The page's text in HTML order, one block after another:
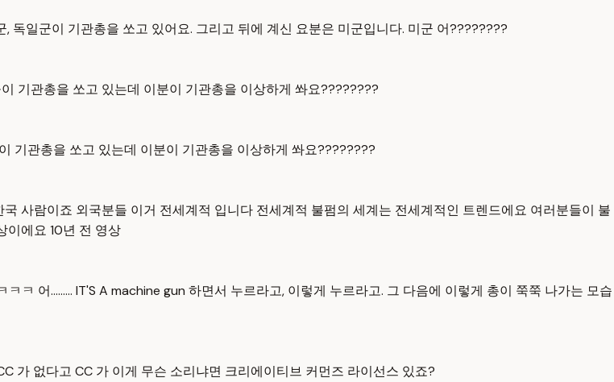
독일군이 기관총을 쏘고 있어요. 그리고 뒤에 계신 요분은 미군입니다. 미군 어????????
기관총을 쏘고 있는데 이분이 기관총을 이상하게 쏴요????????
기관총을 쏘고 있는데 이분이 기관총을 이상하게 쏴요????????
사람이죠 외국분들 이거 전세계적 입니다 전세계적 불펌의 세계는 전세계적인 트렌드에요 여러분들이 불
이에요 10년 전 영상
ㅋ 어......... IT'S A machine gun 하면서 누르라고, 이렇게 누르라고. 그 다음에 이렇게 총이 쭉쭉 나가는 모습
가 없다고 CC 가 이게 무슨 소리냐면 크리에이티브 커먼즈 라이선스 있죠?